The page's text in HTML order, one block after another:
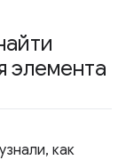
элемента
как